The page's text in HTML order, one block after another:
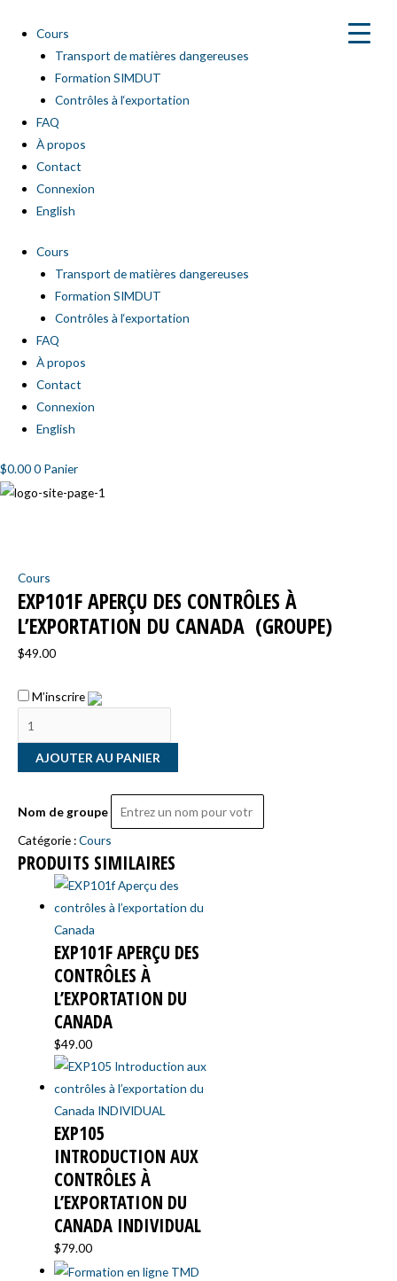
contenu
Cours
Transport de matières dangereuses
Formation SIMDUT
Contrôles à l‘exportation
FAQ
À propos
Contact
Connexion
English
Cours
Transport de matières dangereuses
Formation SIMDUT
Contrôles à l‘exportation
FAQ
À propos
Contact
Connexion
English
$0.000 Panier
Cours
EXP101F APERÇU DES CONTRÔLES À
L’EXPORTATION DU CANADA ​ (GROUPE)
$49.00
M’inscrire
Aperçu
des
contrôles
à
du
Canada
(groupe)
AJOUTER AU PANIER
Nom de groupe
Catégorie :Cours
PRODUITS SIMILAIRES
EXP101F APERÇU DES
CONTRÔLES À
L’EXPORTATION DU
CANADA ​
$49.00
EXP105
INTRODUCTION AUX
CONTRÔLES À
L’EXPORTATION DU
CANADA INDIVIDUAL
$79.00